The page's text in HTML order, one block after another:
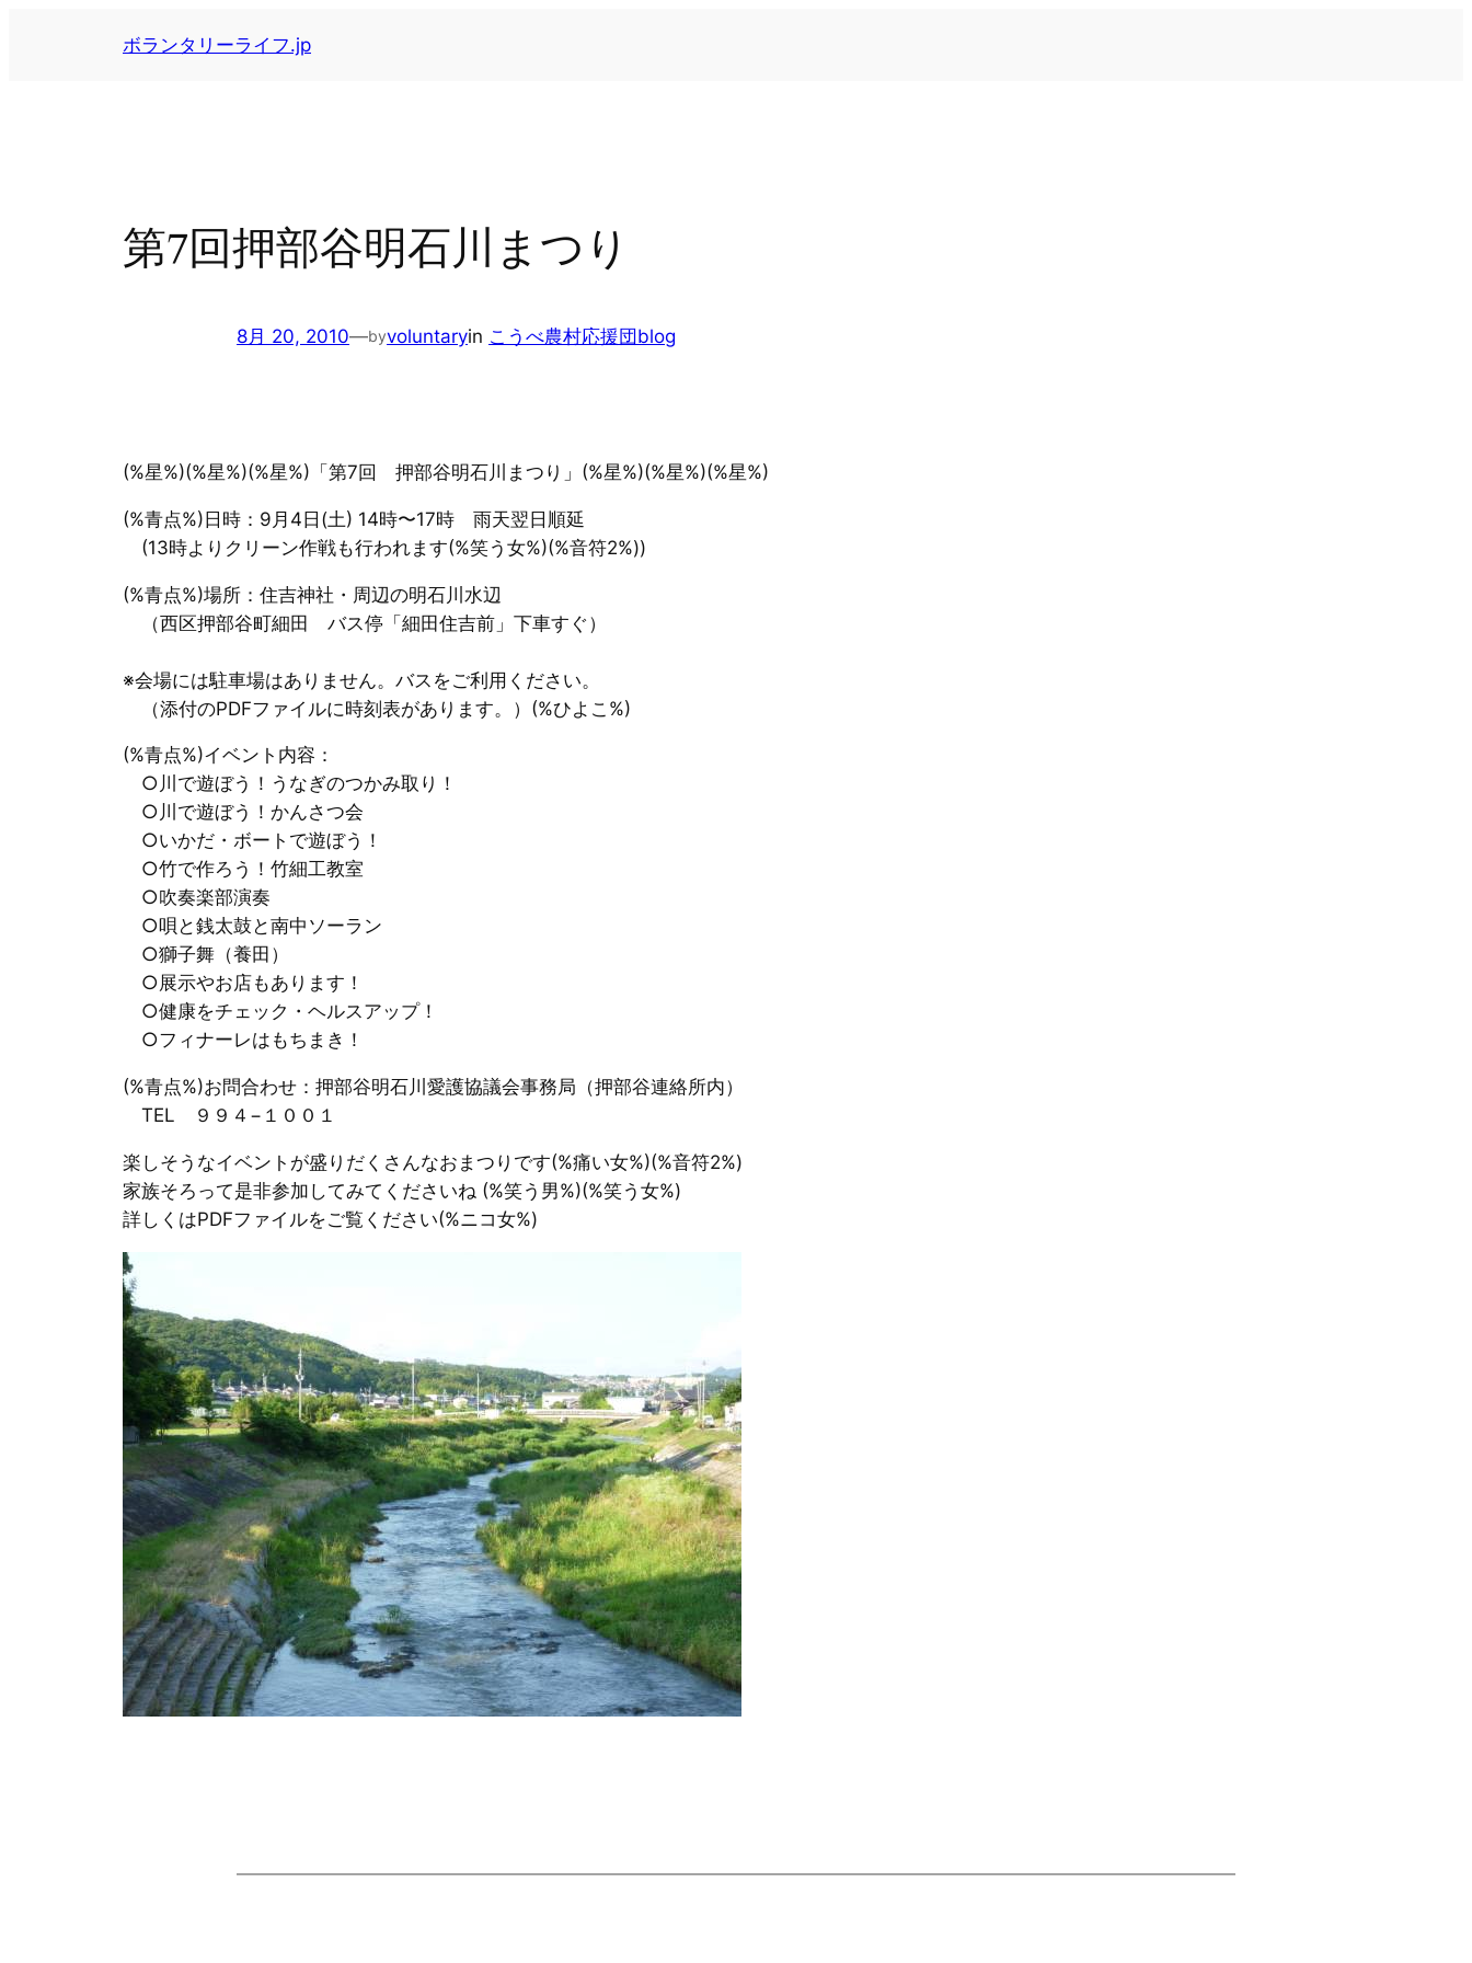
ボランタリーライフ.jp
第7回押部谷明石川まつり
8月 20, 2010—byvoluntaryin こうべ農村応援団blog
(%星%)(%星%)(%星%)「第7回 押部谷明石川まつり」(%星%)(%星%)(%星%)
(%青点%)日時：9月4日(土) 14時〜17時 雨天翌日順延
(13時よりクリーン作戦も行われます(%笑う女%)(%音符2%))
(%青点%)場所：住吉神社・周辺の明石川水辺
（西区押部谷町細田 バス停「細田住吉前」下車すぐ）
※会場には駐車場はありません。バスをご利用ください。
（添付のPDFファイルに時刻表があります。）(%ひよこ%)
(%青点%)イベント内容：
○川で遊ぼう！うなぎのつかみ取り！
○川で遊ぼう！かんさつ会
○いかだ・ボートで遊ぼう！
○竹で作ろう！竹細工教室
○吹奏楽部演奏
○唄と銭太鼓と南中ソーラン
○獅子舞（養田）
○展示やお店もあります！
○健康をチェック・ヘルスアップ！
○フィナーレはもちまき！
(%青点%)お問合わせ：押部谷明石川愛護協議会事務局（押部谷連絡所内）
TEL ９９４−１００１
楽しそうなイベントが盛りだくさんなおまつりです(%痛い女%)(%音符2%)
家族そろって是非参加してみてくださいね (%笑う男%)(%笑う女%)
詳しくはPDFファイルをご覧ください(%ニコ女%)